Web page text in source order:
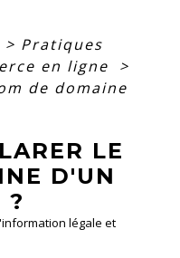
> Pratiques
en ligne
>
de domaine
LE
D'UN
?
légale et